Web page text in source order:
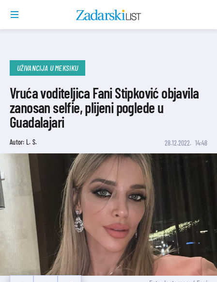
UŽIVANCIJA U MEKSIKU
Vruća voditeljica Fani Stipković objavila
zanosan selfie, plijeni poglede u
Guadalajari
Autor: L. S. 28.12.2022. 14:48